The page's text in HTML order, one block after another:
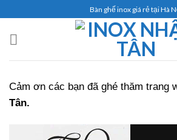
to
content
Bàn ghế inox giá rẻ tại Hà
Cảm ơn các bạn đã ghé thăm trang
Tân.